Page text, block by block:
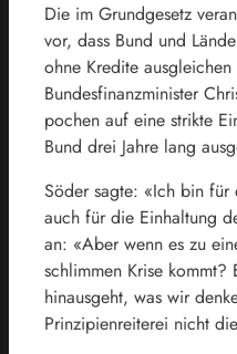
Die im Grundgesetz
vor, dass Bund und
ohne Kredite
Bundesfinanzminister
pochen auf eine strikte
Bund drei Jahre lang
Söder sagte: «Ich bin
auch für die Einhaltung
an: «Aber wenn es zu
schlimmen Krise
hinausgeht, was wir
Prinzipienreiterei nicht